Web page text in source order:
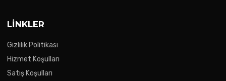
LINKLER
Gizlilik Politikası
Hizmet Koşulları
Satış Koşulları